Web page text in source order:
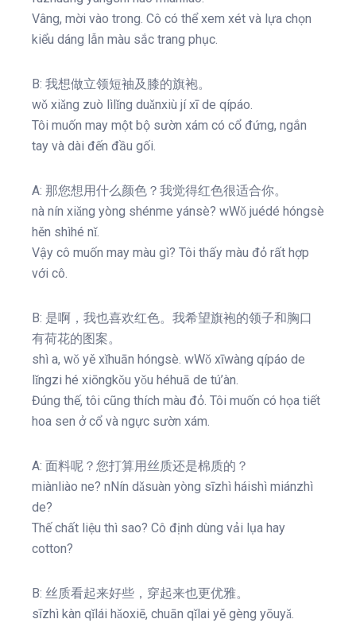
Vâng, mời vào trong. Cô có thể xem xét và lựa chọn
kiểu dáng lẫn màu sắc trang phục.
B: 我想做立领短袖及膝的旗袍。
wǒ xiǎng zuò lìlǐng duǎnxiù jí xī de qípáo.
Tôi muốn may một bộ sườn xám có cổ đứng, ngắn
tay và dài đến đầu gối.
A: 那您想用什么颜色？我觉得红色很适合你。
nà nín xiǎng yòng shénme yánsè? wWǒ juédé hóngsè
hěn shìhé nǐ.
Vậy cô muốn may màu gì? Tôi thấy màu đỏ rất hợp
với cô.
B: 是啊，我也喜欢红色。我希望旗袍的领子和胸口
有荷花的图案。
shì a, wǒ yě xǐhuān hóngsè. wWǒ xīwàng qípáo de
lǐngzi hé xiōngkǒu yǒu héhuā de tú’àn.
Đúng thế, tôi cũng thích màu đỏ. Tôi muốn có họa tiết
hoa sen ở cổ và ngực sườn xám.
A: 面料呢？您打算用丝质还是棉质的？
miànliào ne? nNín dǎsuàn yòng sīzhì háishì miánzhì
de?
Thế chất liệu thì sao? Cô định dùng vải lụa hay
cotton?
B: 丝质看起来好些，穿起来也更优雅。
sīzhì kàn qǐlái hǎoxiē, chuān qǐlai yě gèng yōuyǎ.